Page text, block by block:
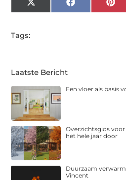
X
(Twitter)
Facebook
Tags:
Laatste Bericht
Een vloer als basis
Overzichtsgids
het hele jaar door
Duurzaam
Vincent